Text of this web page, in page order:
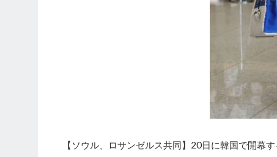
【ソウル、ロサンゼルス共同】20日に韓国で開幕